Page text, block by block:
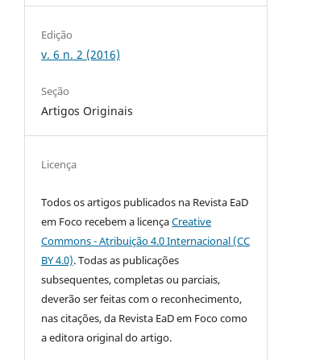
Edição
v. 6 n. 2 (2016)
Seção
Artigos Originais
Licença
Todos os artigos publicados na Revista EaD
em Foco recebem a licençaCreative
Commons - Atribuição 4.0 Internacional (CC
BY 4.0). Todas as publicações
subsequentes, completas ou parciais,
deverão ser feitas com o reconhecimento,
nas citações, da Revista EaD em Foco como
a editora original do artigo.